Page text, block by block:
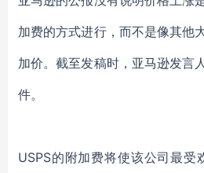
加费的方式进行，而不是像其他
加价。截至发稿时，亚马逊发言
件。
USPS的附加费将使该公司最受